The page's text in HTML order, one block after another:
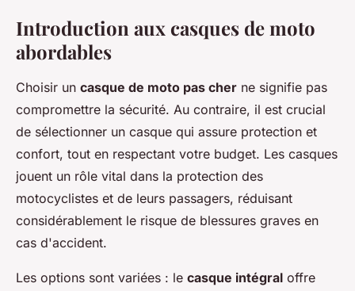
Introduction aux casques de moto
abordables
Choisir un casque de moto pas cher ne signifie pas
compromettre la sécurité. Au contraire, il est crucial
de sélectionner un casque qui assure protection et
confort, tout en respectant votre budget. Les casques
jouent un rôle vital dans la protection des
motocyclistes et de leurs passagers, réduisant
considérablement le risque de blessures graves en
cas d'accident.
Les options sont variées : le casque intégral offre